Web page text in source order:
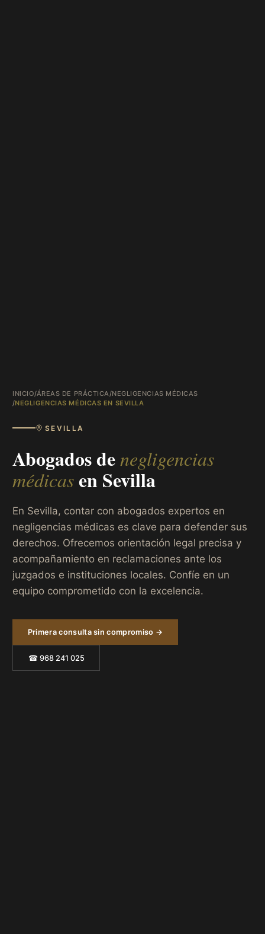
INICIO/ÁREAS DE PRÁCTICA/NEGLIGENCIAS MÉDICAS
/NEGLIGENCIAS MÉDICAS EN SEVILLA
SEVILLA
Abogados denegligencias
médicasenSevilla
En Sevilla, contar con abogados expertos en
negligencias médicas es clave para defender sus
derechos. Ofrecemos orientación legal precisa y
acompañamiento en reclamaciones ante los
juzgados e instituciones locales. Confíe en un
equipo comprometido con la excelencia.
Primera consulta sin compromiso →
☎ 968 241 025